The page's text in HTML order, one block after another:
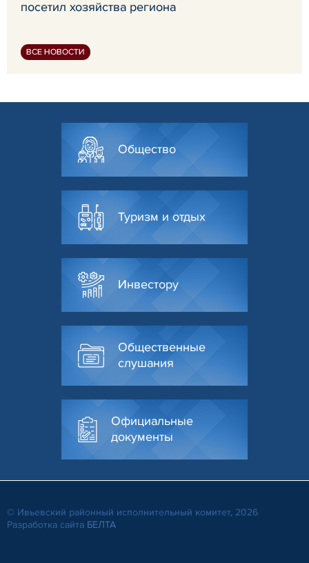
посетил хозяйства региона
ВСЕ НОВОСТИ
Общество
Туризм и отдых
Инвестору
Общественные
слушания
Официальные
документы
© Ивьевский районный исполнительный комитет, 2026
Разработка сайта БЕЛТА